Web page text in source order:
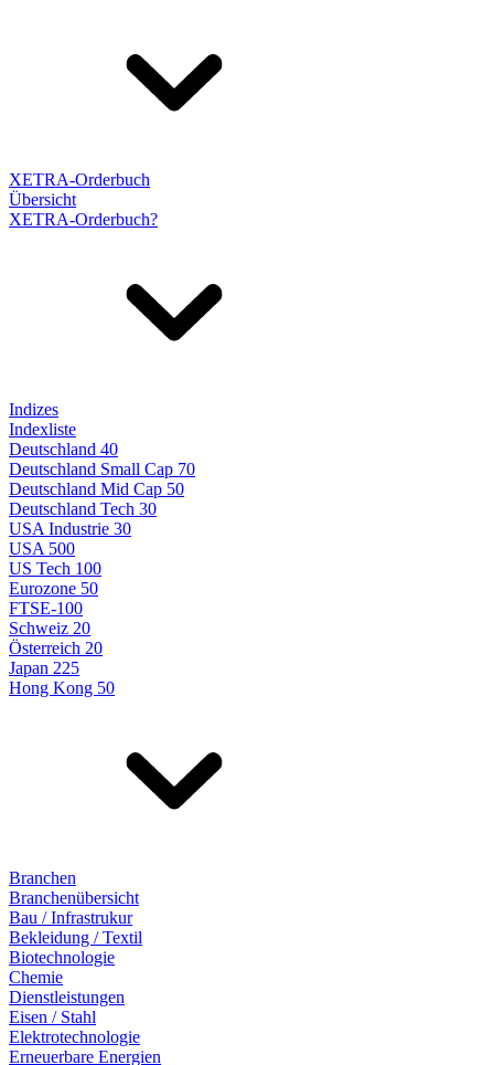
XETRA-Orderbuch
Übersicht
XETRA-Orderbuch?
Indizes
Indexliste
Deutschland 40
Deutschland Small Cap 70
Deutschland Mid Cap 50
Deutschland Tech 30
USA Industrie 30
USA 500
US Tech 100
Eurozone 50
FTSE-100
Schweiz 20
Österreich 20
Japan 225
Hong Kong 50
Branchen
Branchenübersicht
Bau / Infrastrukur
Bekleidung / Textil
Biotechnologie
Chemie
Dienstleistungen
Eisen / Stahl
Elektrotechnologie
Erneuerbare Energien